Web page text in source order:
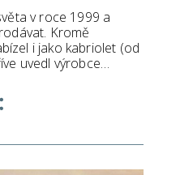
v roce 1999 a
Kromě
i jako kabriolet (od
uvedl výrobce…